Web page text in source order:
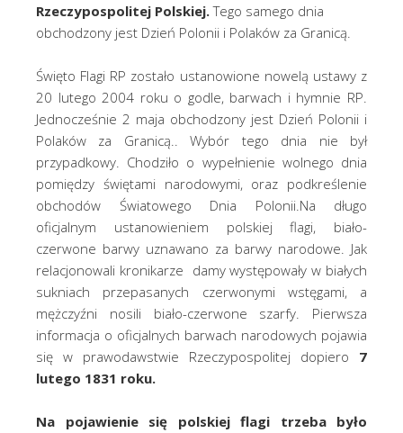
Rzeczypospolitej Polskiej.Tego samego dnia
obchodzony jest Dzień Polonii i Polaków za Granicą.
Święto Flagi RP zostało ustanowione nowelą ustawy z
20 lutego 2004 roku o godle, barwach i hymnie RP.
Jednocześnie 2 maja obchodzony jest Dzień Polonii i
Polaków za Granicą.. Wybór tego dnia nie był
przypadkowy. Chodziło o wypełnienie wolnego dnia
pomiędzy świętami narodowymi, oraz podkreślenie
obchodów Światowego Dnia Polonii.Na długo
oficjalnym ustanowieniem polskiej flagi, biało-
czerwone barwy uznawano za barwy narodowe. Jak
relacjonowali kronikarze damy występowały w białych
sukniach przepasanych czerwonymi wstęgami, a
mężczyźni nosili biało-czerwone szarfy. Pierwsza
informacja o oficjalnych barwach narodowych pojawia
się w prawodawstwie Rzeczypospolitej dopiero 7
lutego 1831 roku.
Na pojawienie się polskiej flagi trzeba było